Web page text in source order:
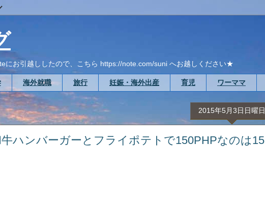
にお引越ししたので、こちら https://note.com/suni へお越しください★
海外就職 旅行 妊娠・海外出産 育児 ワーママ
2015年5月3日日曜日
牛ハンバーガーとフライポテトで150PHPなのは15